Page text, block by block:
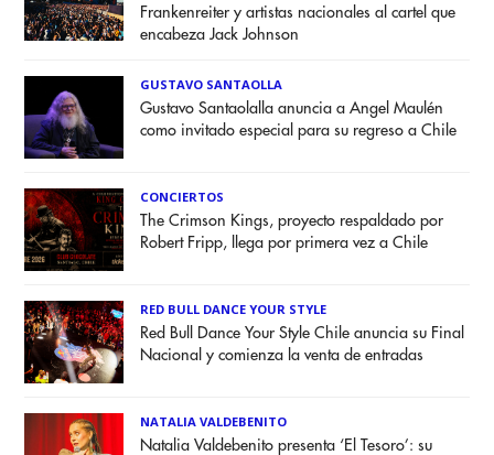
Frankenreiter y artistas nacionales al cartel que
encabeza Jack Johnson
GUSTAVO SANTAOLLA
Gustavo Santaolalla anuncia a Angel Maulén
como invitado especial para su regreso a Chile
CONCIERTOS
The Crimson Kings, proyecto respaldado por
Robert Fripp, llega por primera vez a Chile
RED BULL DANCE YOUR STYLE
Red Bull Dance Your Style Chile anuncia su Final
Nacional y comienza la venta de entradas
NATALIA VALDEBENITO
Natalia Valdebenito presenta ‘El Tesoro’: su